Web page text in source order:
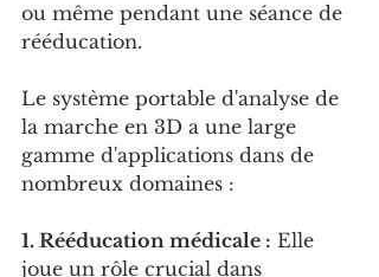
ou même pendant une séance de
rééducation.
Le système portable d'analyse de
la marche en 3D a une large
gamme d'applications dans de
nombreux domaines :
1. Rééducation médicale : Elle
joue un rôle crucial dans